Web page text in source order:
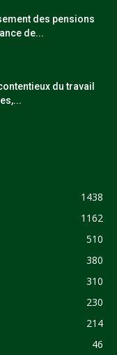
des pensions
de...
du travail
1438
1162
510
380
310
230
214
46